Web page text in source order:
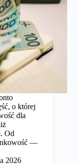
o której
dla
Od
—
2026